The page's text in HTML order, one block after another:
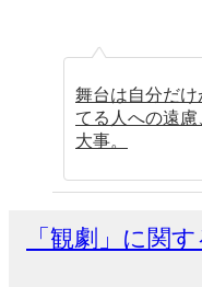
舞台は自分だ
てる人への遠
大事。
「観劇」に関